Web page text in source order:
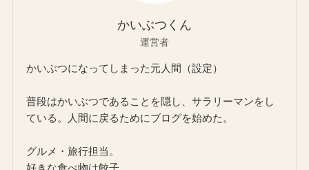
かいぶつくん
運営者
かいぶつになってしまった元人間（設定）
普段はかいぶつであることを隠し、サラリーマンをし
ている。人間に戻るためにブログを始めた。
グルメ・旅行担当。
好きな食べ物は餃子。